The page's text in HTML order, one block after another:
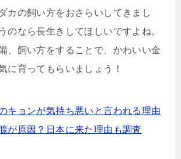
カの飼い方をおさらいしてきまし
のなら長生きしてほしいですよね。
、飼い方をすることで、かわいい金
に育ってもらいましょう！
キョンが気持ち悪いと言われる理由
が原因？日本に来た理由も調査